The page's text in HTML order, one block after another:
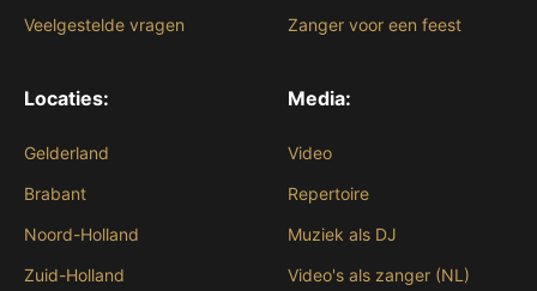
Veelgestelde vragen
Zanger voor een feest
Locaties:
Gelderland
Brabant
Noord-Holland
Zuid-Holland
Media:
Video
Repertoire
Muziek als DJ
Video's als zanger (NL)